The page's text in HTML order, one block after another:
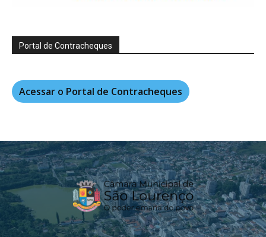
Portal de Contracheques
Acessar o Portal de Contracheques